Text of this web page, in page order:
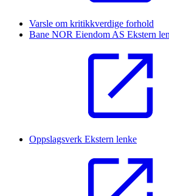
Varsle om kritikkverdige forhold
Bane NOR Eiendom AS Ekstern
Oppslagsverk Ekstern lenke